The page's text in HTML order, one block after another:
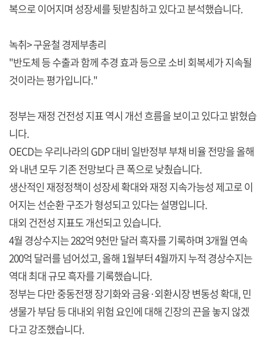
복으로 이어지며 성장세를 뒷받침하고 있다고 분석했습니다.
녹취> 구윤철 경제부총리
"반도체 등 수출과 함께 추경 효과 등으로 소비 회복세가 지속될
것이라는 평가입니다."
정부는 재정 건전성 지표 역시 개선 흐름을 보이고 있다고 밝혔습
니다.
OECD는 우리나라의 GDP 대비 일반정부 부채 비율 전망을 올해
와 내년 모두 기존 전망보다 큰 폭으로 낮췄습니다.
생산적인 재정정책이 성장세 확대와 재정 지속가능성 제고로 이
어지는 선순환 구조가 형성되고 있다는 설명입니다.
대외 건전성 지표도 개선되고 있습니다.
4월 경상수지는 282억 9천만 달러 흑자를 기록하며 3개월 연속
200억 달러를 넘어섰고, 올해 1월부터 4월까지 누적 경상수지는
역대 최대 규모 흑자를 기록했습니다.
정부는 다만 중동전쟁 장기화와 금융·외환시장 변동성 확대, 민
생물가 부담 등 대내외 위험 요인에 대해 긴장의 끈을 놓지 않겠
다고 강조했습니다.